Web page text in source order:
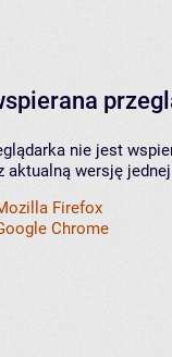
nie jest
aktualną wersję
Firefox
Chrome